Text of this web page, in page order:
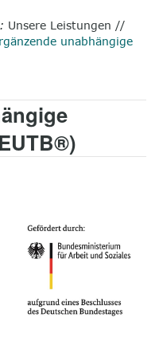
Unsere Leistungen //
unabhängige